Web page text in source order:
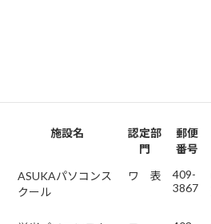
施設名
認定部
門
郵便
番号
ASUKAパソコンス
クール
ワ 表
409-
3867